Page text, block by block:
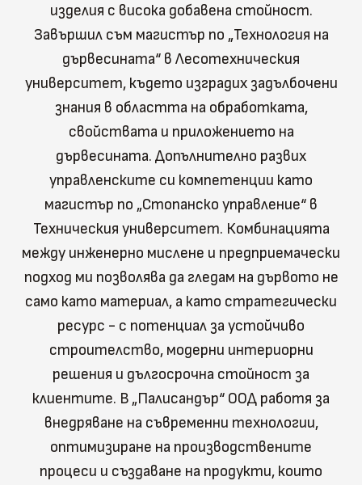
изделия с висока добавена стойност.
Завършил съм магистър по „Технология на
дървесината“ в Лесотехническия
университет, където изградих задълбочени
знания в областта на обработката,
свойствата и приложението на
дървесината. Допълнително развих
управленските си компетенции като
магистър по „Стопанско управление“ в
Техническия университет. Комбинацията
между инженерно мислене и предприемачески
подход ми позволява да гледам на дървото не
само като материал, а като стратегически
ресурс - с потенциал за устойчиво
строителство, модерни интериорни
решения и дългосрочна стойност за
клиентите. В „Палисандър“ ООД работя за
внедряване на съвременни технологии,
оптимизиране на производствените
процеси и създаване на продукти, които